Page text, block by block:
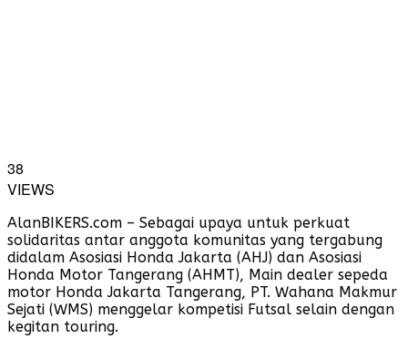
38
VIEWS
AlanBIKERS.com – Sebagai upaya untuk perkuat
solidaritas antar anggota komunitas yang tergabung
didalam Asosiasi Honda Jakarta (AHJ) dan Asosiasi
Honda Motor Tangerang (AHMT), Main dealer sepeda
motor Honda Jakarta Tangerang, PT. Wahana Makmur
Sejati (WMS) menggelar kompetisi Futsal selain dengan
kegitan touring.